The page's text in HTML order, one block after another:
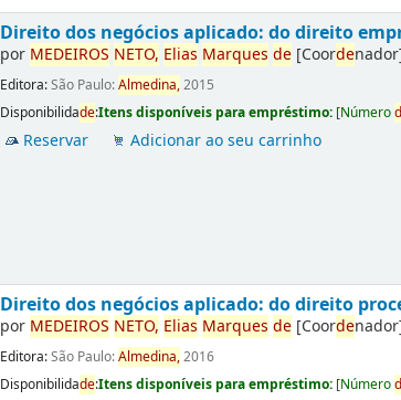
Direito dos negócios aplicado: do direito
por MEDEIROS NETO, Elias Marques de [Coorde
Editora:São Paulo:Almedina,2015
Disponibilidade:Itens disponíveis para empréstimo: [Número
Reservar Adicionar ao seu carrinho
Direito dos negócios aplicado: do direito
por MEDEIROS NETO, Elias Marques de [Coorde
Editora:São Paulo:Almedina,2016
Disponibilidade:Itens disponíveis para empréstimo: [Número